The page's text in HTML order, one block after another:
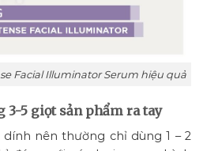
Facial Illuminator Serum hiệu quả
3-5 giọt sản phẩm ra tay
nên thường chỉ dùng 1 – 2